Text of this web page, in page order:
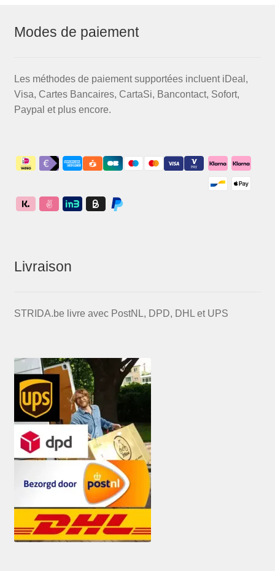
Modes de paiement
Les méthodes de paiement supportées incluent iDeal,
Visa, Cartes Bancaires, CartaSi, Bancontact, Sofort,
Paypal et plus encore.
Livraison
STRIDA.be livre avec PostNL, DPD, DHL et UPS